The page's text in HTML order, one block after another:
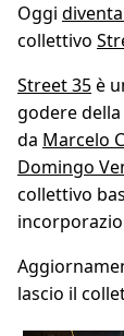
Oggi
collettivo
Street 35è
godere
da Marcelo
Domingo
collettivo
lascio il